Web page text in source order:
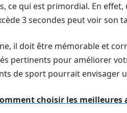
ce qui est primordial. En
3 secondes peut voir son
il doit être mémorable et
pertinents pour améliorer
de sport pourrait envisager
choisir les meilleures